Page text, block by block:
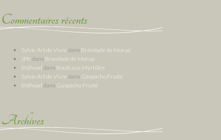
Commentaires récents
Sylvie Art de Vivre dans Brandade de Morue
JPK dans Brandade de Morue
thithoad dans Roulé aux Myrtilles
Sylvie Art de Vivre dans Gaspacho Fruité
thithoad dans Gaspacho Fruité
Archives